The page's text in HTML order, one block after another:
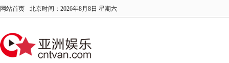
网站首页 北京时间： 2026年8月8日 星期六